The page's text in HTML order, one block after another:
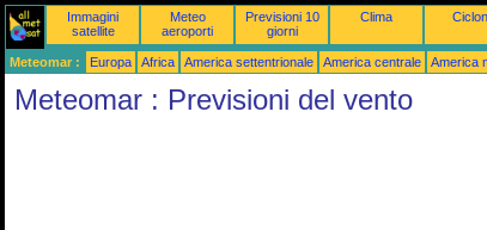
Immagini
satellite
Meteo
aeroporti
Previsioni 10
giorni
Clima
Meteomar : Europa Africa America settentrionale America centrale America
Meteomar : Previsioni del vento